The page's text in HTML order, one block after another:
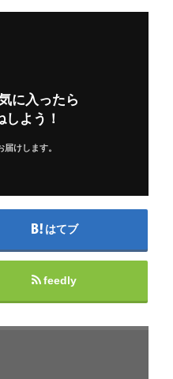
に入ったら
しよう！
届けします。
はてブ
feedly